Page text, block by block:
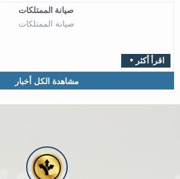
صيانة الممتلكات
صيانة الممتلكات
+ اقرأ أكثر
مشاهدة الكل أخبار